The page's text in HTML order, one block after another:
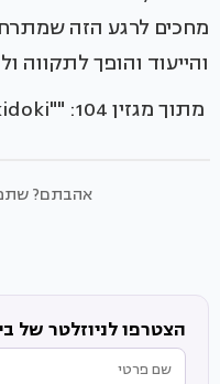
מחכים לרגע הזה
והייעוד והופך לתקווה
מתוך מגזין 104: ""tokidoki" = לפעמים"
אהבתם?
הצטרפו לניוזלטר של